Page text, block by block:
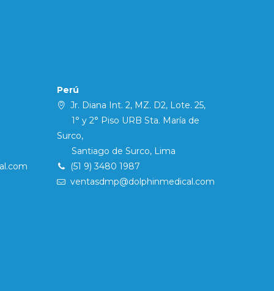
Perú
Jr. Diana Int. 2, MZ. D2, Lote. 25,
1° y 2° Piso URB Sta. María de
Surco,
Santiago de Surco, Lima
(51 9) 3480 1987
ventasdmp@dolphinmedical.com